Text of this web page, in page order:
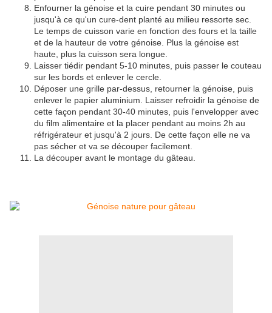
Enfourner la génoise et la cuire pendant 30 minutes ou
jusqu'à ce qu'un cure-dent planté au milieu ressorte sec.
Le temps de cuisson varie en fonction des fours et la taille
et de la hauteur de votre génoise. Plus la génoise est
haute, plus la cuisson sera longue.
Laisser tiédir pendant 5-10 minutes, puis passer le couteau
sur les bords et enlever le cercle.
Déposer une grille par-dessus, retourner la génoise, puis
enlever le papier aluminium. Laisser refroidir la génoise de
cette façon pendant 30-40 minutes, puis l'envelopper avec
du film alimentaire et la placer pendant au moins 2h au
réfrigérateur et jusqu'à 2 jours. De cette façon elle ne va
pas sécher et va se découper facilement.
La découper avant le montage du gâteau.